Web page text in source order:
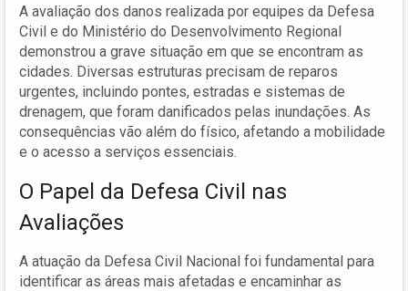
A avaliação dos danos realizada por equipes da Defesa
Civil e do Ministério do Desenvolvimento Regional
demonstrou a grave situação em que se encontram as
cidades. Diversas estruturas precisam de reparos
urgentes, incluindo pontes, estradas e sistemas de
drenagem, que foram danificados pelas inundações. As
consequências vão além do físico, afetando a mobilidade
e o acesso a serviços essenciais.
O Papel da Defesa Civil nas
Avaliações
A atuação da Defesa Civil Nacional foi fundamental para
identificar as áreas mais afetadas e encaminhar as